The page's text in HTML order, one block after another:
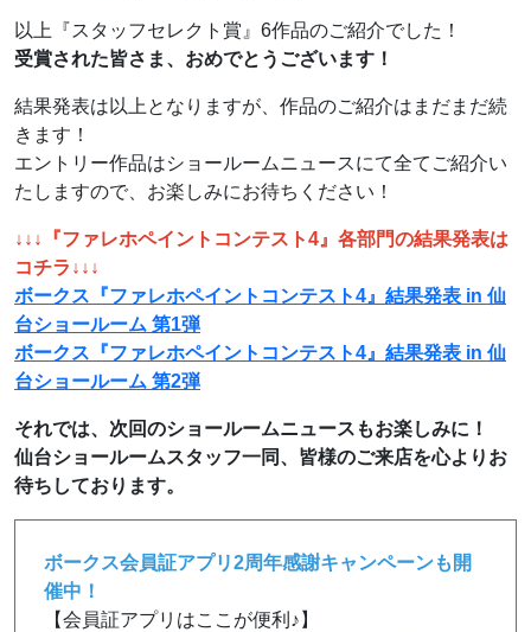
以上『スタッフセレクト賞』6作品のご紹介でした！
受賞された皆さま、おめでとうございます！
結果発表は以上となりますが、作品のご紹介はまだまだ続
きます！
エントリー作品はショールームニュースにて全てご紹介い
たしますので、お楽しみにお待ちください！
↓↓↓『ファレホペイントコンテスト4』各部門の結果発表は
コチラ↓↓↓
ボークス『ファレホペイントコンテスト4』結果発表 in 仙
台ショールーム 第1弾
ボークス『ファレホペイントコンテスト4』結果発表 in 仙
台ショールーム 第2弾
それでは、次回のショールームニュースもお楽しみに！
仙台ショールームスタッフ一同、皆様のご来店を心よりお
待ちしております。
ボークス会員証アプリ2周年感謝キャンペーンも開
催中！
【会員証アプリはここが便利♪】